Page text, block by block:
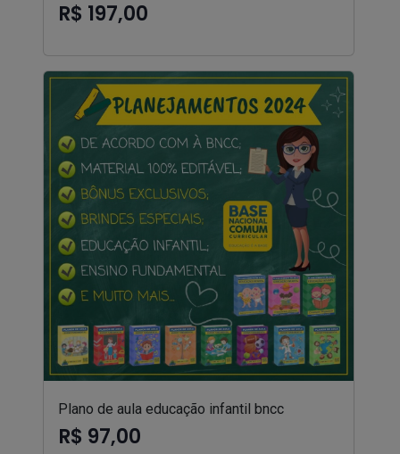
R$ 197,00
Plano de aula educação infantil bncc
R$ 97,00